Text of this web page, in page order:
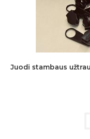
Juodi stambaus